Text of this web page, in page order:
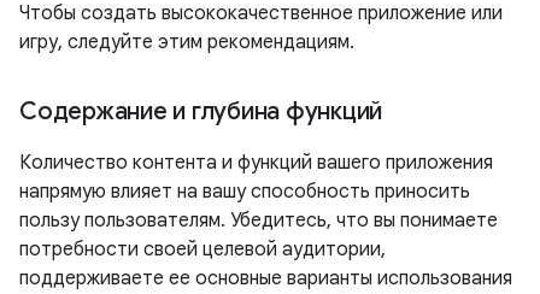
Чтобы создать высококачественное приложение или
игру, следуйте этим рекомендациям.
Содержание и глубина функций
Количество контента и функций вашего приложения
напрямую влияет на вашу способность приносить
пользу пользователям. Убедитесь, что вы понимаете
потребности своей целевой аудитории,
поддерживаете ее основные варианты использования